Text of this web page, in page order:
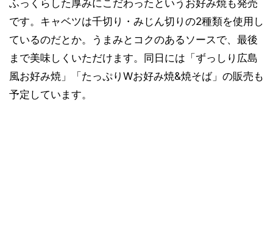
ふっくらした厚みにこだわったというお好み焼も発売
です。キャベツは千切り・みじん切りの2種類を使用し
ているのだとか。うまみとコクのあるソースで、最後
まで美味しくいただけます。同日には「ずっしり広島
風お好み焼」「たっぷりWお好み焼&焼そば」の販売も
予定しています。